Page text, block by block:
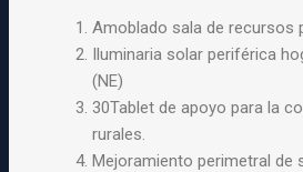
Amoblado sala de recursos
Iluminaria solar periférica
(NE)
30Tablet de apoyo para la
rurales.
Mejoramiento perimetral de